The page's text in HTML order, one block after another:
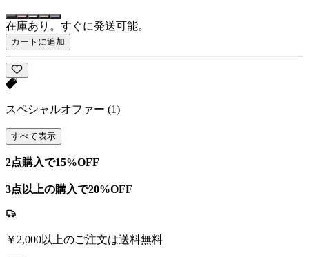
在庫あり。すぐに発送可能。
カートに追加
スペシャルオファー (1)
すべて表示
2点購入で15%OFF
3点以上の購入で20%OFF
￥2,000以上のご注文は送料無料